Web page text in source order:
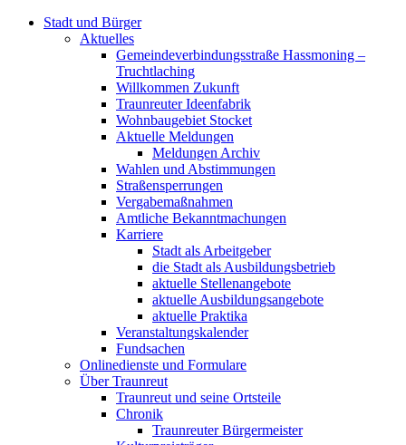
Stadt und Bürger
Aktuelles
Gemeindeverbindungsstraße Hassmoning –
Truchtlaching
Willkommen Zukunft
Traunreuter Ideenfabrik
Wohnbaugebiet Stocket
Aktuelle Meldungen
Meldungen Archiv
Wahlen und Abstimmungen
Straßensperrungen
Vergabemaßnahmen
Amtliche Bekanntmachungen
Karriere
Stadt als Arbeitgeber
die Stadt als Ausbildungsbetrieb
aktuelle Stellenangebote
aktuelle Ausbildungsangebote
aktuelle Praktika
Veranstaltungskalender
Fundsachen
Onlinedienste und Formulare
Über Traunreut
Traunreut und seine Ortsteile
Chronik
Traunreuter Bürgermeister